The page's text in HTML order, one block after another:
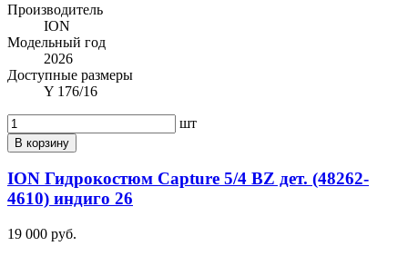
Производитель
ION
Модельный год
2026
Доступные размеры
Y 176/16
шт
В корзину
ION Гидрокостюм Capture 5/4 BZ дет. (48262-
4610) индиго 26
19 000 руб.